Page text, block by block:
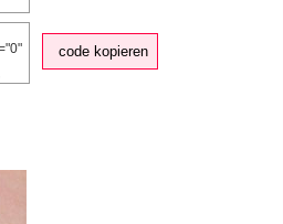
code kopieren